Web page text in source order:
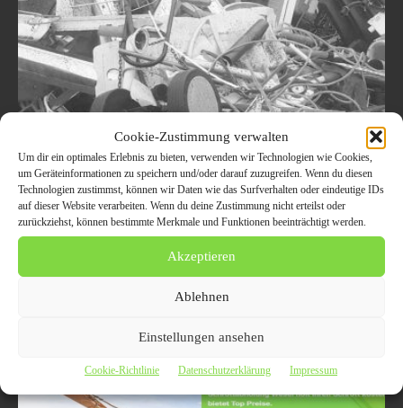
Cookie-Zustimmung verwalten
Um dir ein optimales Erlebnis zu bieten, verwenden wir Technologien wie Cookies,
um Geräteinformationen zu speichern und/oder darauf zuzugreifen. Wenn du diesen
Technologien zustimmst, können wir Daten wie das Surfverhalten oder eindeutige IDs
auf dieser Website verarbeiten. Wenn du deine Zustimmung nicht erteilst oder
zurückziehst, können bestimmte Merkmale und Funktionen beeinträchtigt werden.
Akzeptieren
Ablehnen
Einstellungen ansehen
Cookie-Richtlinie Datenschutzerklärung Impressum
Schrottabholung in NRW: Sie sind auf
der Suche nach einem Experten rund
um den Schrottankauf in NRW?
ALLGEMEIN
Schrottabholung NRW: Wir sind für Sie da Sie sind auf der Suche nach
einem Experten rund um den Schrottankauf in NRW? Dann heißen wir